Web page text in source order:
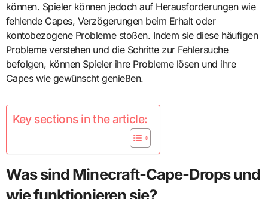
können. Spieler können jedoch auf Herausforderungen wie
fehlende Capes, Verzögerungen beim Erhalt oder
kontobezogene Probleme stoßen. Indem sie diese häufigen
Probleme verstehen und die Schritte zur Fehlersuche
befolgen, können Spieler ihre Probleme lösen und ihre
Capes wie gewünscht genießen.
Key sections in the article:
Was sind Minecraft-Cape-Drops und